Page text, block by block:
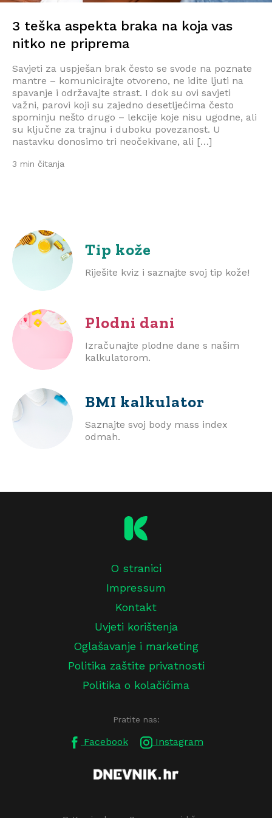
3 teška aspekta braka na koja vas
nitko ne priprema
Savjeti za uspješan brak često se svode na poznate
mantre – komunicirajte otvoreno, ne idite ljuti na
spavanje i održavajte strast. I dok su ovi savjeti
važni, parovi koji su zajedno desetljećima često
spominju nešto drugo – lekcije koje nisu ugodne, ali
su ključne za trajnu i duboku povezanost. U
nastavku donosimo tri neočekivane, ali […]
3 min čitanja
Tip kože
Riješite kviz i saznajte svoj tip kože!
Plodni dani
Izračunajte plodne dane s našim
kalkulatorom.
BMI kalkulator
Saznajte svoj body mass index
odmah.
O stranici
Impressum
Kontakt
Uvjeti korištenja
Oglašavanje i marketing
Politika zaštite privatnosti
Politika o kolačićima
Pratite nas:
Facebook Instagram